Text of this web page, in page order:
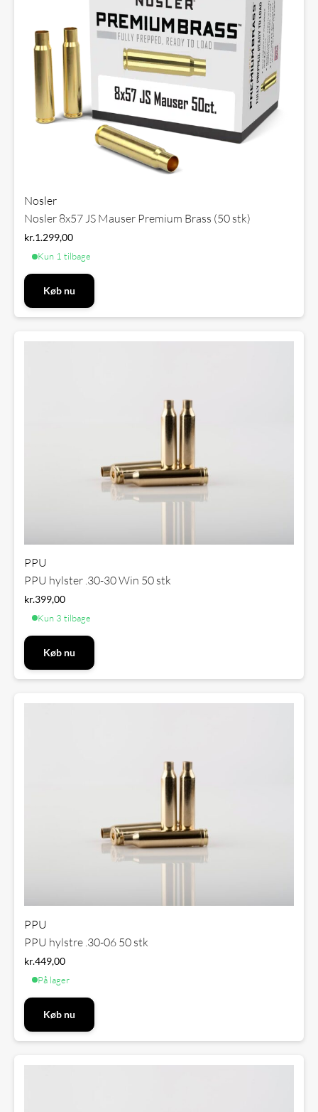
Nosler
Nosler 8x57 JS Mauser Premium Brass (50 stk)
kr.1.299,00
Kun 1 tilbage
Køb nu
PPU
PPU hylster .30-30 Win 50 stk
kr.399,00
Kun 3 tilbage
Køb nu
PPU
PPU hylstre .30-06 50 stk
kr.449,00
På lager
Køb nu